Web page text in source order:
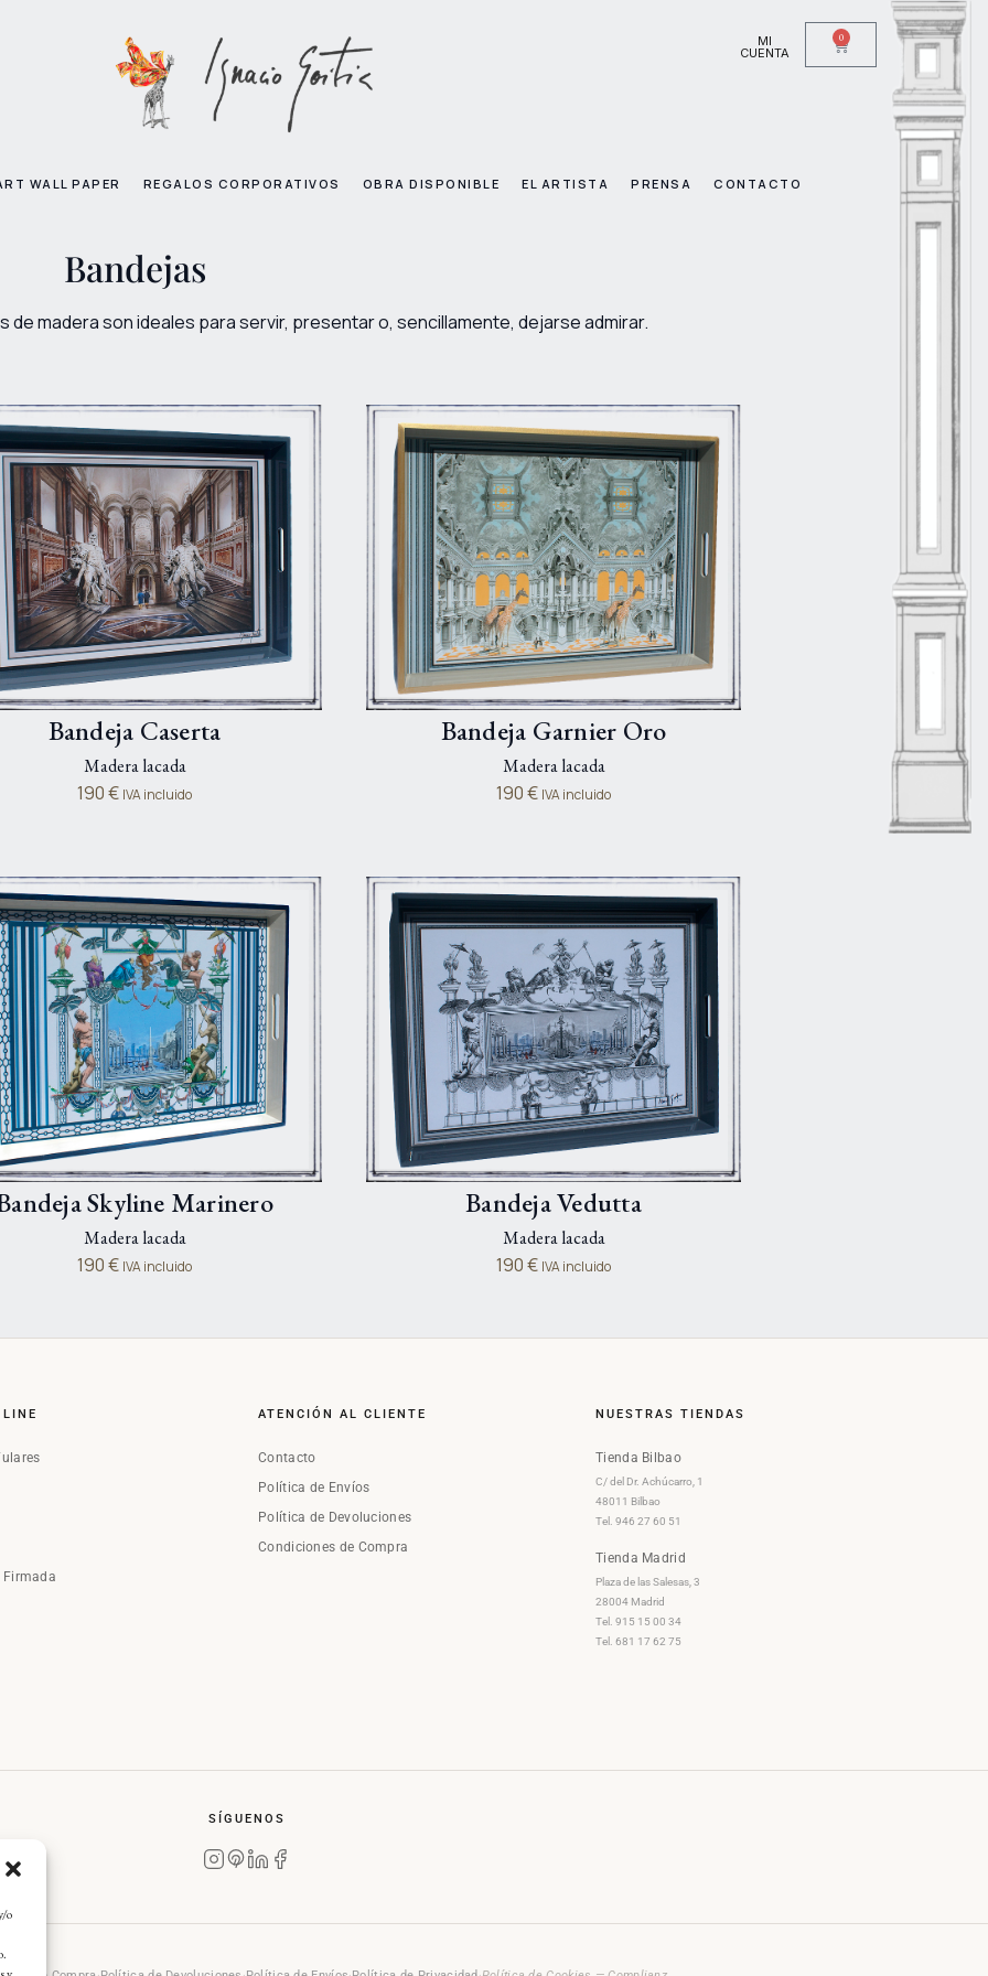
o
MI
CUENTA
0
WALL PAPER REGALOS CORPORATIVOS OBRA DISPONIBLE EL ARTISTA PRENSA CONTACTO
Bandejas
madera son ideales para servir, presentar o, sencillamente, dejarse admirar.
Bandeja Caserta
Madera lacada
190€ IVA incluido
Bandeja Garnier Oro
Madera lacada
190€ IVA incluido
Skyline Marinero
Madera lacada
190€ IVA incluido
Bandeja Vedutta
Madera lacada
190€ IVA incluido
Firmada
ATENCIÓN AL CLIENTE
Contacto
Política de Envíos
Política de Devoluciones
Condiciones de Compra
NUESTRAS TIENDAS
Tienda Bilbao
C/ del Dr. Achúcarro, 1
48011 Bilbao
Tel. 946 27 60 51
Tienda Madrid
Plaza de las Salesas, 3
28004 Madrid
Tel. 915 15 00 34
Tel. 681 17 62 75
SÍGUENOS